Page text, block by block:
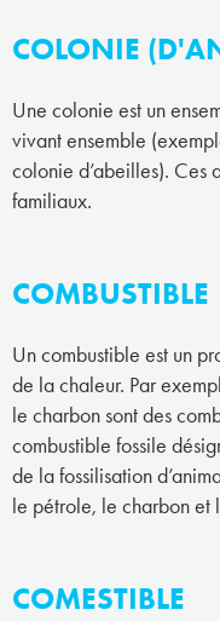
COLONIE
Une colonie est un
vivant ensemble
colonie d’abeilles). Ces
familiaux.
COMBUSTIBLE
Un combustible est un
de la chaleur. Par
le charbon sont des
combustible fossile
de la fossilisation
le pétrole, le charbon et
COMESTIBLE